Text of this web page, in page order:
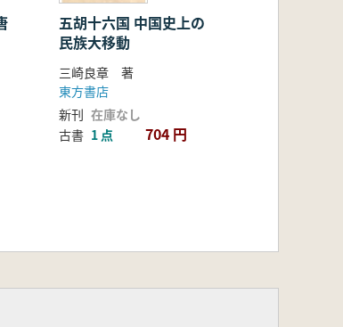
五胡十六国 中国史上の
民族大移動
三崎良章 著
東方書店
新刊 在庫なし
古書 1 点 704 円